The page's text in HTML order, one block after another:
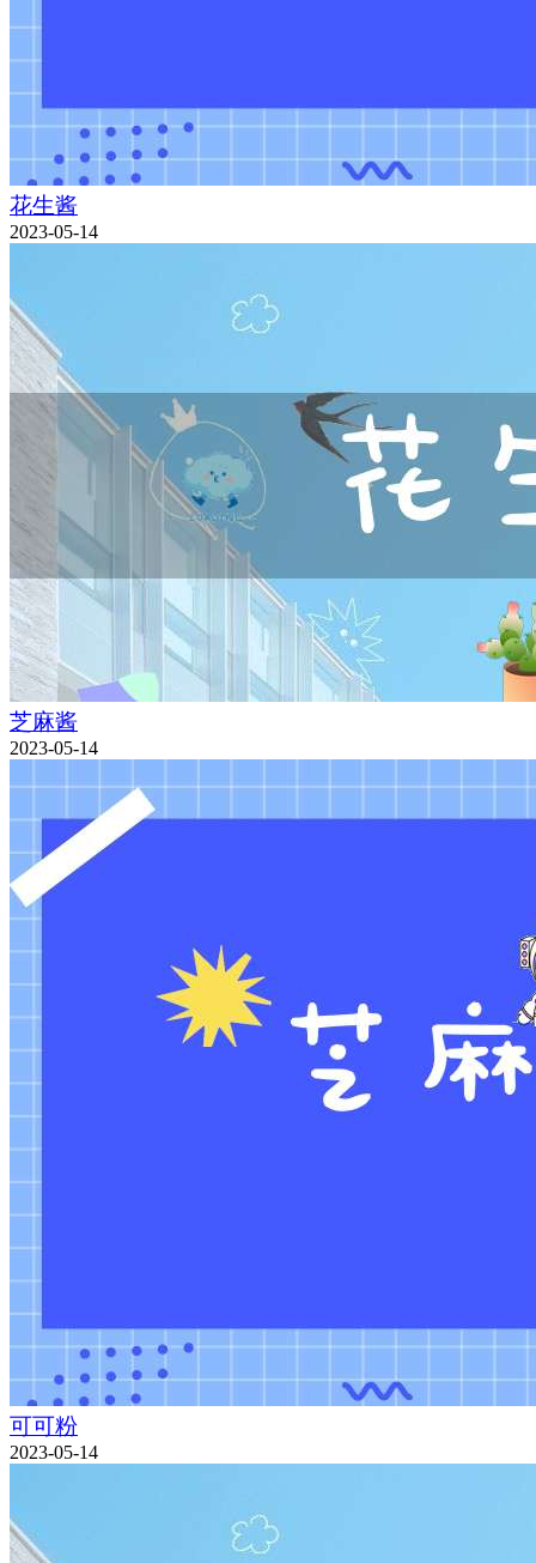
花生酱
2023-05-14
芝麻酱
2023-05-14
可可粉
2023-05-14